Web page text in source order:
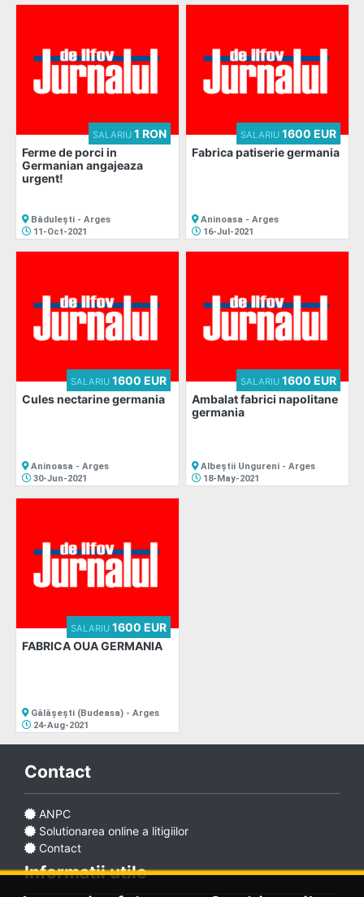
Ferme de porci in
Germanian angajeaza
urgent!
SALARIU1 RON
Bădulești - Arges
11-Oct-2021
Fabrica patiserie germania
SALARIU1600 EUR
Aninoasa - Arges
16-Jul-2021
Cules nectarine germania
SALARIU1600 EUR
Aninoasa - Arges
30-Jun-2021
Ambalat fabrici napolitane
germania
SALARIU1600 EUR
Albeștii Ungureni - Arges
18-May-2021
FABRICA OUA GERMANIA
SALARIU1600 EUR
Gălășești (Budeasa) - Arges
24-Aug-2021
Contact
ANPC
Solutionarea online a litigiilor
Contact
Informatii utile